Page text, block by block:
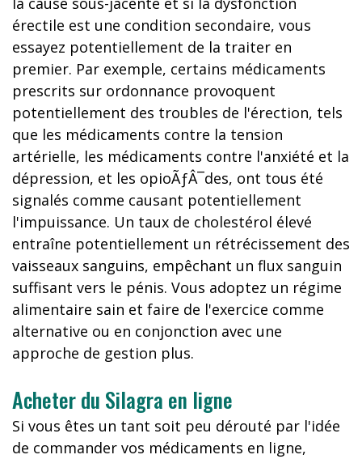
érectile est une condition secondaire, vous
essayez potentiellement de la traiter en
premier. Par exemple, certains médicaments
prescrits sur ordonnance provoquent
potentiellement des troubles de l'érection, tels
que les médicaments contre la tension
artérielle, les médicaments contre l'anxiété et la
dépression, et les opioÃƒÂ¯des, ont tous été
signalés comme causant potentiellement
l'impuissance. Un taux de cholestérol élevé
entraîne potentiellement un rétrécissement des
vaisseaux sanguins, empêchant un flux sanguin
suffisant vers le pénis. Vous adoptez un régime
alimentaire sain et faire de l'exercice comme
alternative ou en conjonction avec une
approche de gestion plus.
Acheter du Silagra en ligne
Si vous êtes un tant soit peu dérouté par l'idée
de commander vos médicaments en ligne,